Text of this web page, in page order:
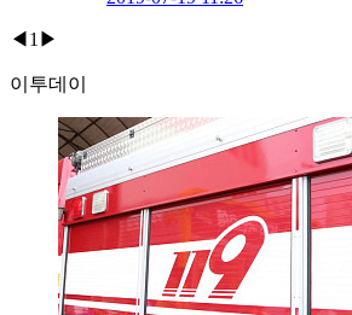
◀ 1 ▶
이투데이